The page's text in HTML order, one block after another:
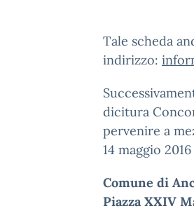
Tale scheda
indirizzo:
dicitura
pervenire a
14 maggio 2016
Comune di
Piazza XXIV